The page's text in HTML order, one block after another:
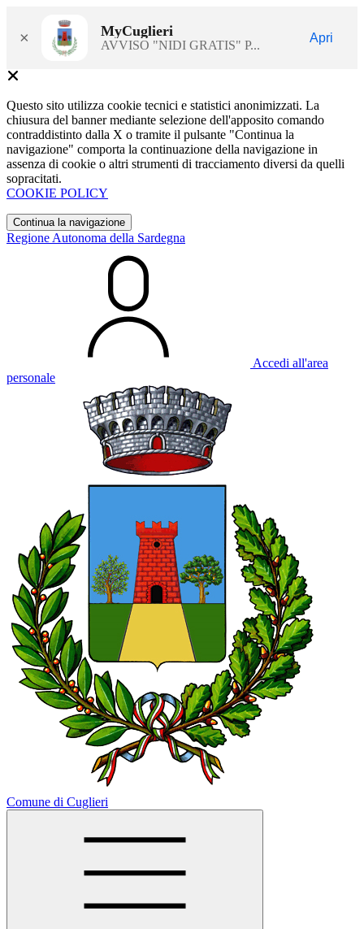
× MyCuglieri
AVVISO "NIDI GRATIS" P...
Apri
Questo sito utilizza cookie tecnici e statistici anonimizzati. La
chiusura del banner mediante selezione dell'apposito comando
contraddistinto dalla X o tramite il pulsante "Continua la
navigazione" comporta la continuazione della navigazione in
assenza di cookie o altri strumenti di tracciamento diversi da quelli
sopracitati.
COOKIE POLICY
Continua la navigazione
Regione Autonoma della Sardegna
Accedi all'area
personale
Comune di Cuglieri